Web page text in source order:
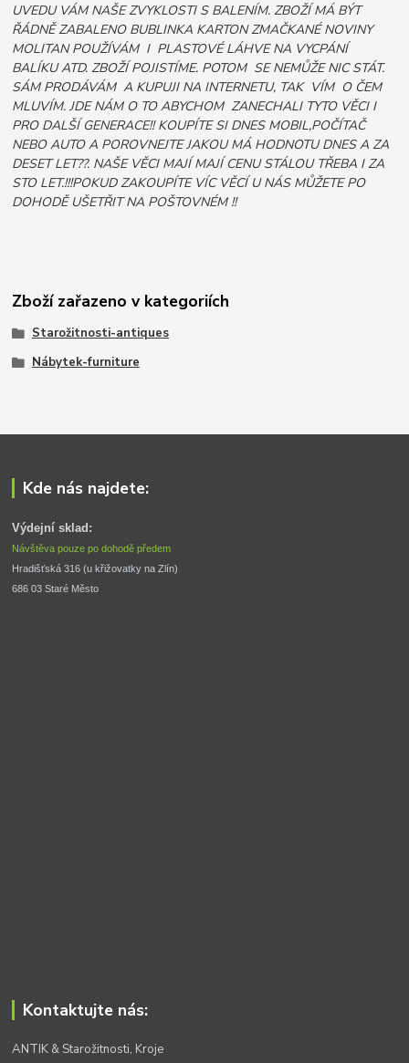
UVEDU VÁM NAŠE ZVYKLOSTI S BALENÍM. ZBOŽÍ MÁ BÝT
ŘÁDNĚ ZABALENO BUBLINKA KARTON ZMAČKANÉ NOVINY
MOLITAN POUŽÍVÁM I PLASTOVÉ LÁHVE NA VYCPÁNÍ
BALÍKU ATD. ZBOŽÍ POJISTÍME. POTOM SE NEMŮŽE NIC STÁT.
SÁM PRODÁVÁM A KUPUJI NA INTERNETU, TAK VÍM O ČEM
MLUVÍM. JDE NÁM O TO ABYCHOM ZANECHALI TYTO VĚCI I
PRO DALŠÍ GENERACE!! KOUPÍTE SI DNES MOBIL,POČÍTAČ
NEBO AUTO A POROVNEJTE JAKOU MÁ HODNOTU DNES A ZA
DESET LET??. NAŠE VĚCI MAJÍ MAJÍ CENU STÁLOU TŘEBA I ZA
STO LET.!!!POKUD ZAKOUPÍTE VÍC VĚCÍ U NÁS MŮŽETE PO
DOHODĚ UŠETŘIT NA POŠTOVNÉM !!
Zboží zařazeno v kategoriích
Starožitnosti-antiques
Nábytek-furniture
Kde nás najdete:
Výdejní sklad:
Návštěva pouze po dohodě předem
Hradišťská 316 (u křižovatky na Zlín)
686 03 Staré Město
Kontaktujte nás:
ANTIK & Starožitnosti, Kroje